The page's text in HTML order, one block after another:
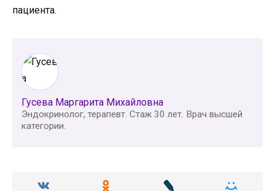
пациента.
Гусева Маргарита Михайловна
Эндокринолог, терапевт. Стаж 30 лет. Врач высшей
категории.